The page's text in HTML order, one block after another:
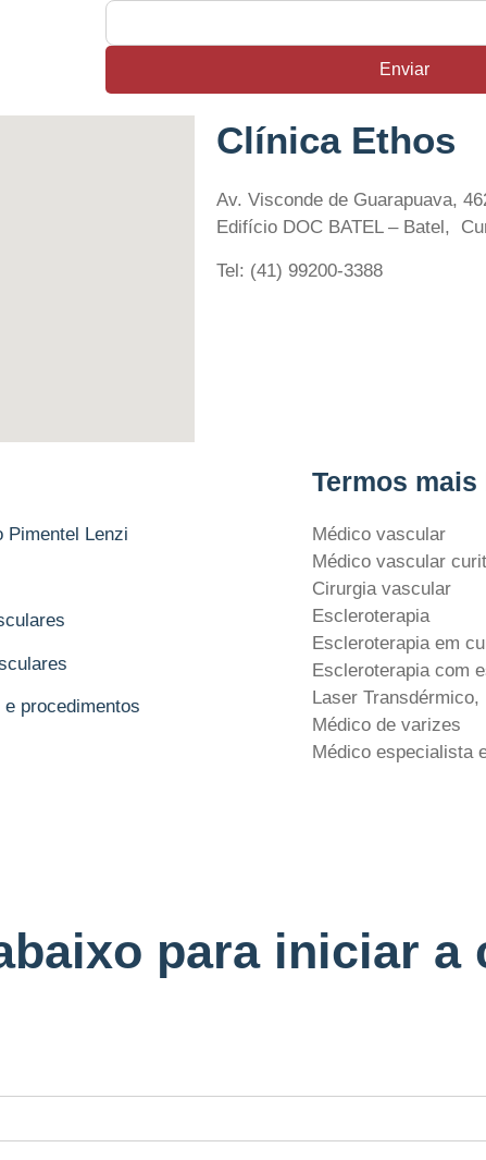
Enviar
Clínica Ethos
Av. Visconde de Guarapuava,
Edifício DOC BATEL – Batel,
Tel: (41) 99200-3388
Pimentel Lenzi
procedimentos
Termos
Médico vascular
Médico vascular
Cirurgia vascular
Escleroterapia
Escleroterapia em
Escleroterapia com
Laser Transdérmico,
Médico de varizes
Médico especialista
para iniciar a